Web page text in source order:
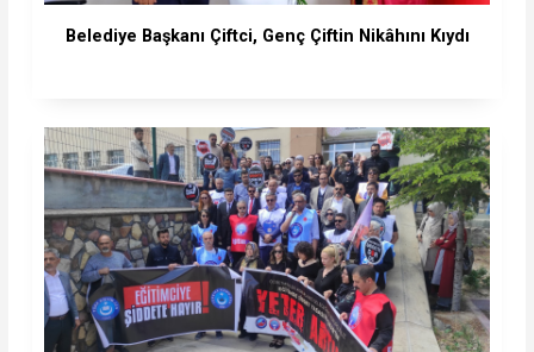
Belediye Başkanı Çiftci, Genç Çiftin Nikâhını Kıydı